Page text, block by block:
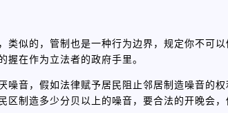
类似的，管制也是一种行为边界，规定你不可
在作为立法者的政府手里。
噪音，假如法律赋予居民阻止邻居制造噪音的
制造多少分贝以上的噪音，要合法的开晚会，